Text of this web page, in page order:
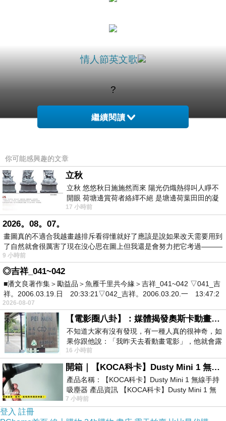
情人節英文歌
?
瘦身霜推薦
商品訊息簡述
⊕初老不老，溫和凍齡，高機能有感保養
⊕無酒精、無香料、無色素、無Paraben、無礦
物油
⊕添加四種有效活膚胜?，協同三種神經醯胺
保濕露 25ml＆#47;精華 10ml＆#47;水乳霜 4g＆
#47;質感化妝包 1入
繼續閱讀
你可能感興趣的文章
立秋
立秋 悠悠秋日施施然而來 陽光仍熾熱得叫人睜不
開眼 荷塘邊賞荷者絡繹不絕 是塘邊荷葉田田的凝
望 風中飄逸的是映日荷花別樣紅
17 小時前
2026。08。07。
畫圖真的不適合我越畫越排斥看得懂就好了應該是說如果改天需要用到
了自然就會很厲害了現在沒心思在圖上但我還是會努力把它考過———
9 小時前
◎吉祥_041~042
■潘文良著作集＞勵益品＞魚雁千里共今緣＞吉祥_041~042 ▽041_吉
祥。2006.03.19.日 20:33:21▽042_吉祥。2006.03.20.一 13:47:2
2026-08-07
【電影圈八卦】：媒體揭發奧斯卡動畫項目投票醜聞！好萊塢為什麼看不起動畫電影？
不知道大家有沒有發現，有一種人真的很神奇，如
果你跟他說：「我昨天去看動畫電影」，他就會露
出一種慈祥的微笑，然後問你是不是陪小
16 小時前
開箱｜【KOCA科卡】Dusty Mini 1 無線手持吸塵器
產品名稱：【KOCA科卡】Dusty Mini 1 無線手持
吸塵器 產品資訊 【KOCA科卡】Dusty Mini 1 無
線手持吸塵器評語： 能吸、能吹兼具兩
7 小時前
登入 註冊